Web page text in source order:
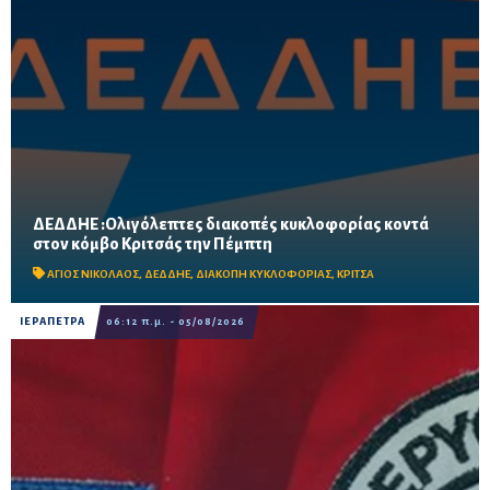
ΔΕΔΔΗΕ :Ολιγόλεπτες διακοπές κυκλοφορίας κοντά
στον κόμβο Κριτσάς την Πέμπτη
ΑΓΙΟΣ ΝΙΚΟΛΑΟΣ, ΔΕΔΔΗΕ, ΔΙΑΚΟΠΗ ΚΥΚΛΟΦΟΡΙΑΣ, ΚΡΙΤΣΑ
Τρεις πεντάλεπτες διακοπές θα πραγματοποιηθούν στις 10:00
το πρωί, στη θέση Λιμνί κοντά στην Αμμουδάρα και στη σήραγγα
της Νέας Εθνικής Οδού, λόγω εργασιών για ...
ΙΕΡΑΠΕΤΡΑ 06:12 π.μ. - 05/08/2026